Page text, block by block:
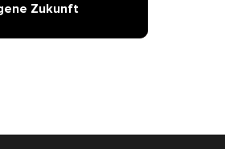
Zukunft